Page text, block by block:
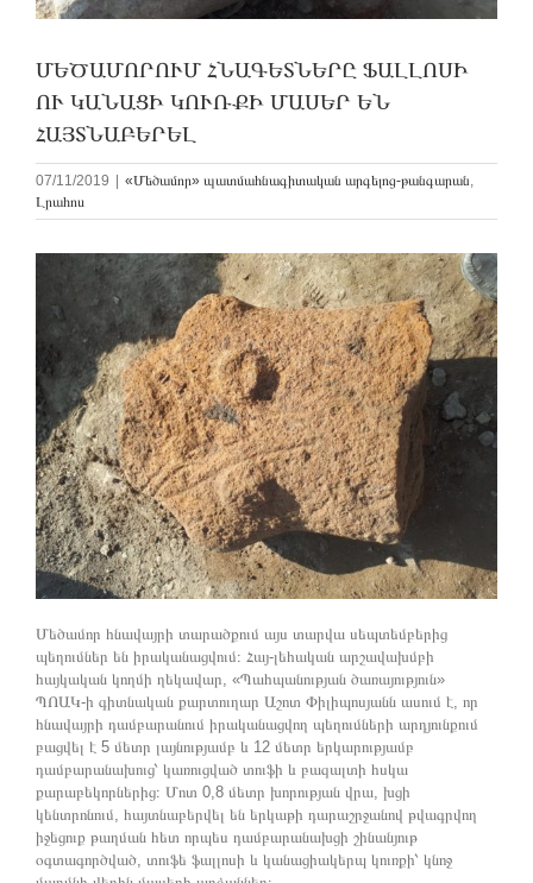
ՄԵԾԱՄՈՐՈՒՄ ՀՆԱԳԵՏՆԵՐԸ ՖԱԼԼՈՍԻ
ՈՒ ԿԱՆԱՑԻ ԿՈՒՌՔԻ ՄԱՍԵՐ ԵՆ
ՀԱՅՏՆԱԲԵՐԵԼ
07/11/2019 «Մեծամոր» պատմահնագիտական արգելոց-թանգարան,
Լրահոս
Մեծամոր հնավայրի տարածքում այս տարվա սեպտեմբերից
պեղումներ են իրականացվում։ Հայ-լեհական արշավախմբի
հայկական կողմի ղեկավար, «Պահպանության ծառայություն»
ՊՈԱԿ-ի գիտնական քարտուղար Աշոտ Փիլիպոսյանն ասում է, որ
հնավայրի դամբարանում իրականացվող պեղումների արդյունքում
բացվել է 5 մետր լայնությամբ և 12 մետր երկարությամբ
դամբարանախուց՝ կառուցված տուֆի և բազալտի հսկա
քարաբեկորներից։ Մոտ 0,8 մետր խորության վրա, խցի
կենտրոնում, հայտնաբերվել են երկաթի դարաշրջանով թվագրվող
իջեցուք թաղման հետ որպես դամբարանախցի շինանյութ
օգտագործված, տուֆե ֆալլոսի և կանացիակերպ կուռքի՝ կնոջ